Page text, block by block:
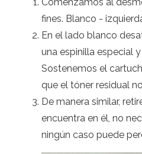
fines. Blanco -
En el lado blanco
una espinilla especial
Sostenemos el
que el tóner residual
De manera similar,
encuentra en él, no
ningún caso puede